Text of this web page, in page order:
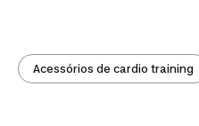
Acessórios de cardio training